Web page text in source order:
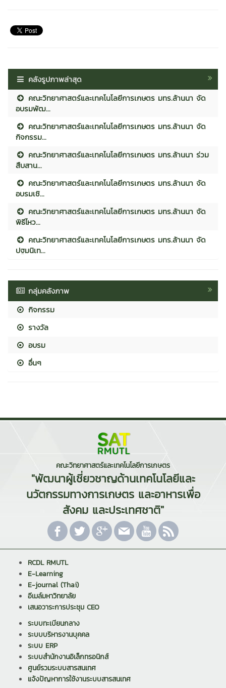
คลังรูปภาพล่าสุด
คณะวิทยาศาสตร์และเทคโนโลยีการเกษตร มทร.ล้านนา จัด
อบรมพัฒ...
คณะวิทยาศาสตร์และเทคโนโลยีการเกษตร มทร.ล้านนา จัด
กิจกรรม...
คณะวิทยาศาสตร์และเทคโนโลยีการเกษตร มทร.ล้านนา ร่วม
สืบสาน...
คณะวิทยาศาสตร์และเทคโนโลยีการเกษตร มทร.ล้านนา จัด
อบรมเชิ...
คณะวิทยาศาสตร์และเทคโนโลยีการเกษตร มทร.ล้านนา จัด
พิธีไหว...
คณะวิทยาศาสตร์และเทคโนโลยีการเกษตร มทร.ล้านนา จัด
ปฐมนิเท...
กลุ่มคลังภาพ
กิจกรรม
รางวัล
อบรม
อื่นๆ
คณะวิทยาศาสตร์และเทคโนโลยีการเกษตร
"พัฒนาผู้เชี่ยวชาญด้านเทคโนโลยีและ
นวัตกรรมทางการเกษตร และอาหารเพื่อ
สังคม และประเทศชาติ"
RCDL RMUTL
E-Learning
E-journal (Thai)
อีเมล์มหาวิทยาลัย
เสนอวาระการประชุม CEO
ระบบทะเบียนกลาง
ระบบบริหารงานบุคคล
ระบบ ERP
ระบบสำนักงานอิเล็กทรอนิกส์
ศูนย์รวมระบบสารสนเทศ
แจ้งปัญหาการใช้งานระบบสารสนเทศ